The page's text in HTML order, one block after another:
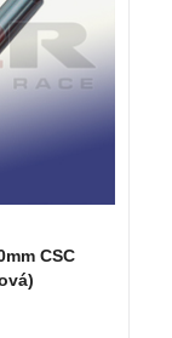
CSC